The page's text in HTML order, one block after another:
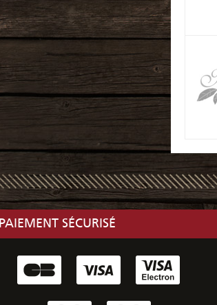
PAIEMENT SÉCURISÉ